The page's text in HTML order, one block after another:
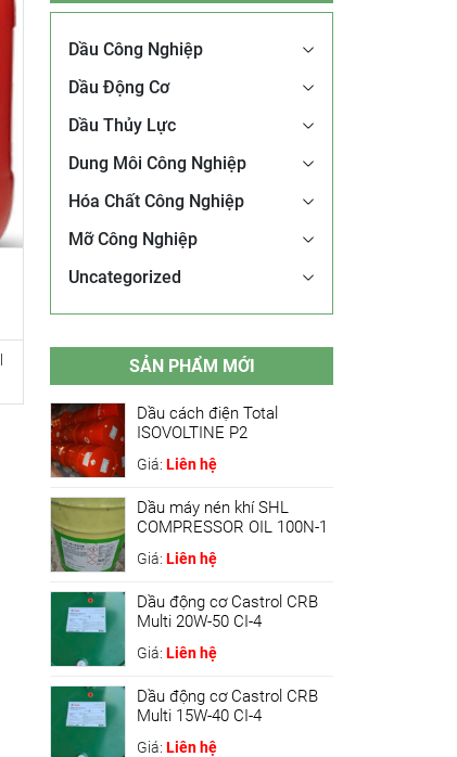
Dầu Công Nghiệp
Dầu Động Cơ
Dầu Thủy Lực
Dung Môi Công Nghiệp
Hóa Chất Công Nghiệp
Mỡ Công Nghiệp
Uncategorized
SẢN PHẨM MỚI
Dầu cách điện Total
ISOVOLTINE P2
Giá: Liên hệ
Dầu máy nén khí SHL
COMPRESSOR OIL 100N-1
Giá: Liên hệ
Dầu động cơ Castrol CRB
Multi 20W-50 CI-4
Giá: Liên hệ
Dầu động cơ Castrol CRB
Multi 15W-40 CI-4
Giá: Liên hệ